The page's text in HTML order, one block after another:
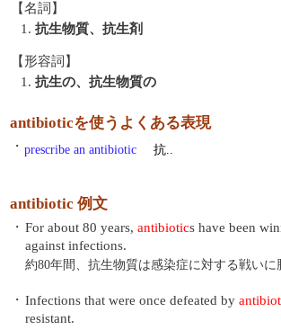
【名詞】
1. 抗生物質、抗生剤
【形容詞】
1. 抗生の、抗生物質の
antibioticを使うよくある表現
・ prescribe an antibiotic 抗..
antibiotic 例文
・ For about 80 years, antibiotics have been
against infections.
約80年間、抗生物質は感染症に対する戦いに
・ Infections that were once defeated by
resistant.